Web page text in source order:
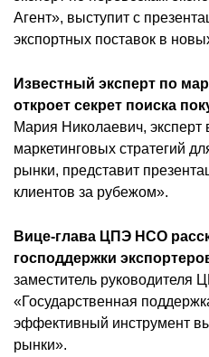
Агент», выступит с
экспортных поставок в
Известный эксперт по
откроет секрет поиска
Мария Николаевич, эксперт
маркетинговых стратегий
рынки, представит
клиентов за рубежом».
Вице-глава ЦПЭ НСО
господдержки
заместитель
«Государственная
эффективный инструмент
рынки».